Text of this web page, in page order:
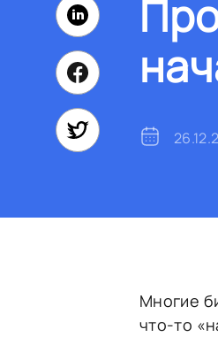
Многие
что-то